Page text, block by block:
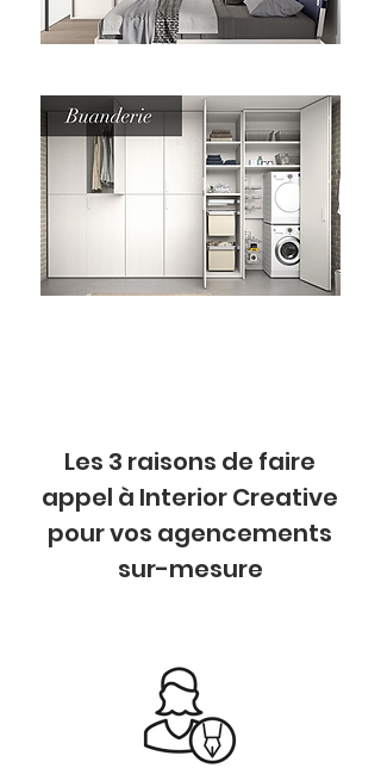
Les 3 raisons de faire
appel à Interior Creative
pour vos agencements
sur-mesure